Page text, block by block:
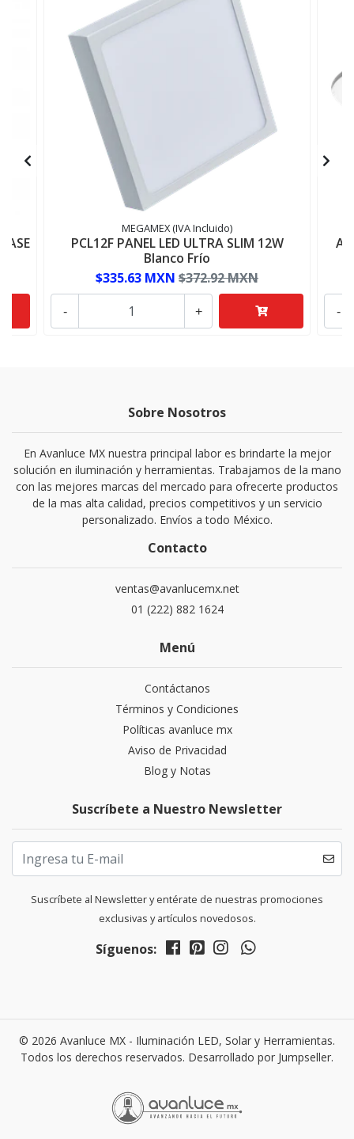
MEGAMEX (IVA Incluido)
PCL12F PANEL LED ULTRA SLIM 12W
Blanco Frío
$335.63 MXN $372.92 MXN
+
- -
Sobre Nosotros
En Avanluce MX nuestra principal labor es brindarte la mejor
solución en iluminación y herramientas. Trabajamos de la mano
con las mejores marcas del mercado para ofrecerte productos
de la mas alta calidad, precios competitivos y un servicio
personalizado. Envíos a todo México.
Contacto
ventas@avanlucemx.net
01 (222) 882 1624
Menú
Contáctanos
Términos y Condiciones
Políticas avanluce mx
Aviso de Privacidad
Blog y Notas
Suscríbete a Nuestro Newsletter
Suscríbete al Newsletter y entérate de nuestras promociones
exclusivas y artículos novedosos.
Síguenos:
© 2026 Avanluce MX - Iluminación LED, Solar y Herramientas.
Todos los derechos reservados. Desarrollado por Jumpseller.